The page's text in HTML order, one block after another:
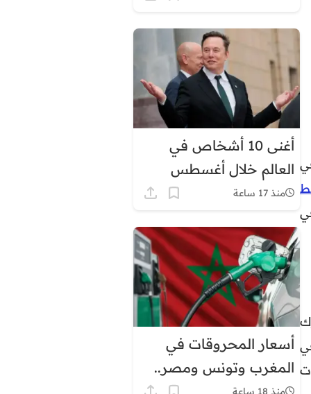
أغنى 10 أشخاص في
العالم خلال أغسطس
2026.. إيلون ماسك في
منذ 17 ساعة
أسعار المحروقات في
المغرب وتونس ومصر..
منذ 18 ساعة